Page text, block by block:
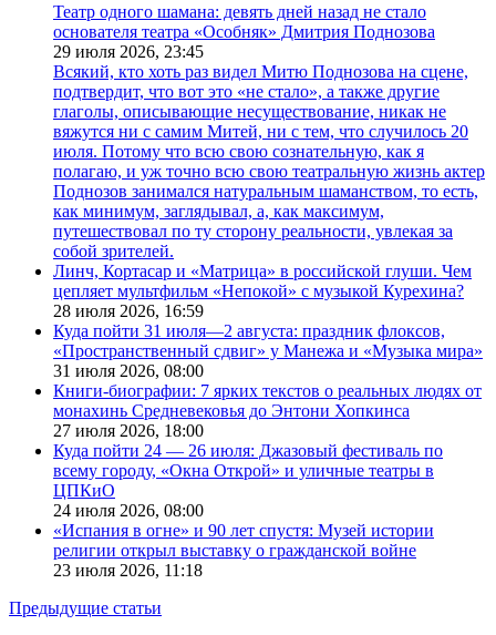
Театр одного шамана: девять дней назад не стало
основателя театра «Особняк» Дмитрия Поднозова
29 июля 2026, 23:45
Всякий, кто хоть раз видел Митю Поднозова на сцене,
подтвердит, что вот это «не стало», а также другие
глаголы, описывающие несуществование, никак не
вяжутся ни с самим Митей, ни с тем, что случилось 20
июля. Потому что всю свою сознательную, как я
полагаю, и уж точно всю свою театральную жизнь актер
Поднозов занимался натуральным шаманством, то есть,
как минимум, заглядывал, а, как максимум,
путешествовал по ту сторону реальности, увлекая за
собой зрителей.
Линч, Кортасар и «Матрица» в российской глуши. Чем
цепляет мультфильм «Непокой» с музыкой Курехина?
28 июля 2026, 16:59
Куда пойти 31 июля—2 августа: праздник флоксов,
«Пространственный сдвиг» у Манежа и «Музыка мира»
31 июля 2026, 08:00
Книги-биографии: 7 ярких текстов о реальных людях от
монахинь Средневековья до Энтони Хопкинса
27 июля 2026, 18:00
Куда пойти 24 — 26 июля: Джазовый фестиваль по
всему городу, «Окна Открой» и уличные театры в
ЦПКиО
24 июля 2026, 08:00
«Испания в огне» и 90 лет спустя: Музей истории
религии открыл выставку о гражданской войне
23 июля 2026, 11:18
Предыдущие статьи